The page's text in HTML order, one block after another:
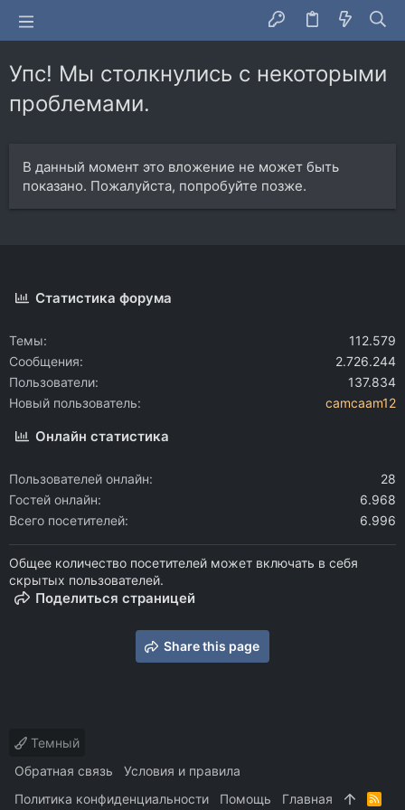
Упс! Мы столкнулись с некоторыми
проблемами.
В данный момент это вложение не может быть
показано. Пожалуйста, попробуйте позже.
Статистика форума
Темы
112.579
Сообщения
2.726.244
Пользователи
137.834
Новый пользователь
camcaam12
Онлайн статистика
Пользователей онлайн
28
Гостей онлайн
6.968
Всего посетителей
6.996
Общее количество посетителей может включать в себя
скрытых пользователей.
Поделиться страницей
Share this page
Темный
Обратная связь
Условия и правила
Политика конфиденциальности
Помощь Главная
R